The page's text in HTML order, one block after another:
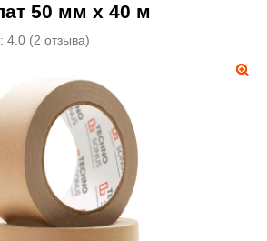
50 мм х 40 м
4.0 (2 отзыва)